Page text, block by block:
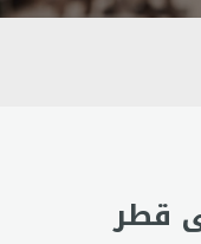
قطر